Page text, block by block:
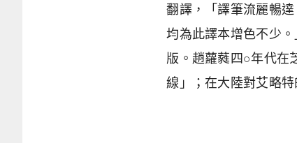
翻譯，「譯筆流麗暢
均為此譯本增色不少
版。趙蘿蕤四○年代在
線」；在大陸對艾略